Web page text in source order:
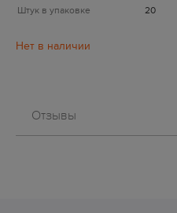
Штук в упаковке
20
Отзывы